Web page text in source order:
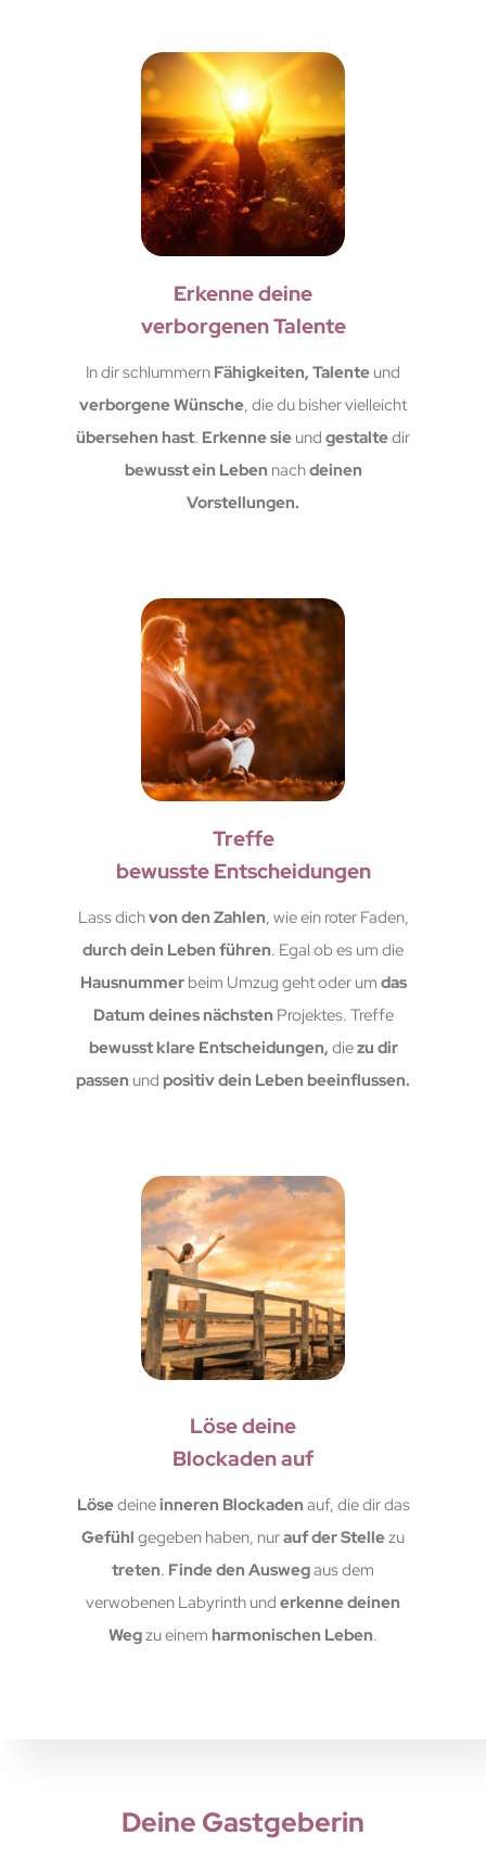
Erkenne deine
verborgenen Talente
In dir schlummern Fähigkeiten, Talente und
verborgene Wünsche, die du bisher vielleicht
übersehen hast. Erkenne sie und gestaltedir
bewusst ein Leben nachdeinen
Vorstellungen.
Treffe
bewusste Entscheidungen
Lass dichvon den Zahlen, wie ein roter Faden,
durch dein Leben führen. Egal ob es um die
Hausnummerbeim Umzug geht oder um das
Datum deines nächsten Projektes. Treffe
bewusst klare Entscheidungen, diezu dir
passen und positiv dein Leben beeinflussen.
Löse deine
Blockaden auf
Lösedeineinneren Blockaden auf, die dir das
Gefühl gegeben haben, nurauf der Stellezu
treten. Finde den Auswegaus dem
verwobenen Labyrinth und erkenne deinen
Wegzu einem harmonischen Leben.
Deine Gastgeberin